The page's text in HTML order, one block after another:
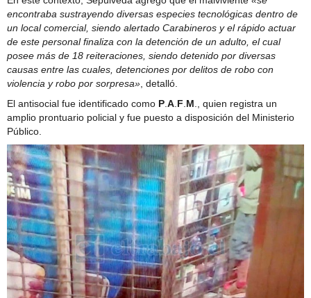
encontraba sustrayendo diversas especies tecnológicas dentro de
un local comercial, siendo alertado Carabineros y el rápido actuar
de este personal finaliza con la detención de un adulto, el cual
posee más de 18 reiteraciones, siendo detenido por diversas
causas entre las cuales, detenciones por delitos de robo con
violencia y robo por sorpresa» , detalló.
El antisocial fue identificado como P A F M ., quien registra un
amplio prontuario policial y fue puesto a disposición del Ministerio
Público.